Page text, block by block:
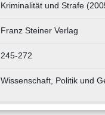
Kriminalität und Strafe
Franz Steiner Verlag
245-272
Wissenschaft, Politik und